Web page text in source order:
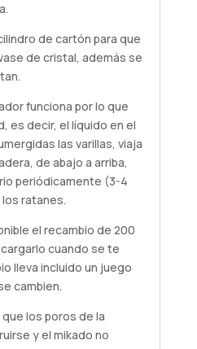
de cartón para que
de cristal, además se
funciona por lo que
es decir, el líquido en el
las varillas, viaja
de abajo a arriba,
periódicamente (3-4
ratanes.
el recambio de 200
cuando se te
lleva incluido un juego
cambien.
los poros de la
y el mikado no